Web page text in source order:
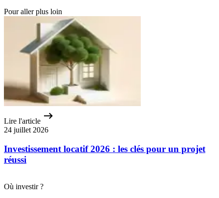
Pour aller plus loin
Lire l'article
24 juillet 2026
Investissement locatif 2026 : les clés pour un projet
réussi
Où investir ?